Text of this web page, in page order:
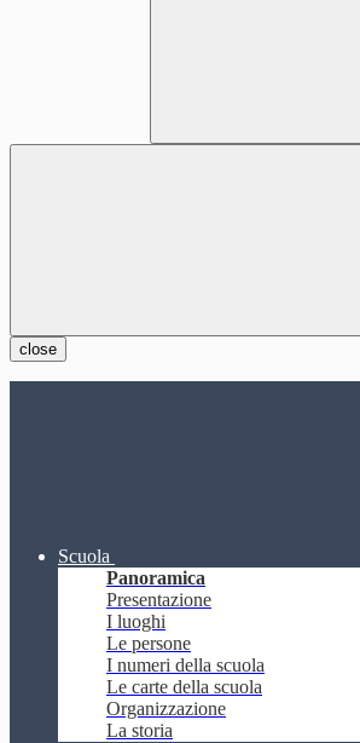
close
Scuola
Panoramica
Presentazione
I luoghi
Le persone
I numeri della scuola
Le carte della scuola
Organizzazione
La storia